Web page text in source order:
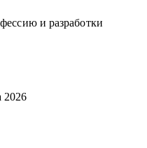
и провести
дать рекомендации
и вместе внедрить их в
сканированием, AR,
и разработки
2026